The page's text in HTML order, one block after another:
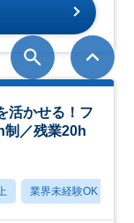
活かせる！フ
制／残業20h
業界未経験OK